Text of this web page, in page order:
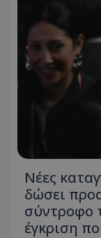
Νέες
δώσει
σύντροφο
έγκριση